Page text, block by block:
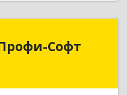
Софт
Профи-Софт
Ленина ул, дом № 10,